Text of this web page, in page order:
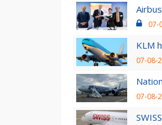
07-
KLM
07-08-
07-08-